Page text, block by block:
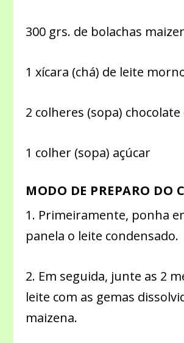
300 grs. de bolachas
1 xícara (chá) de leite
2 colheres (sopa)
1 colher (sopa) açúcar
MODO DE PREPARO DO
1. Primeiramente, ponha
panela o leite condensado.
2. Em seguida, junte as 2
leite com as gemas
maizena.